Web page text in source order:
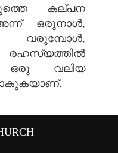
കല്പന
ഒരുനാൾ,
ഒരു വലിയ